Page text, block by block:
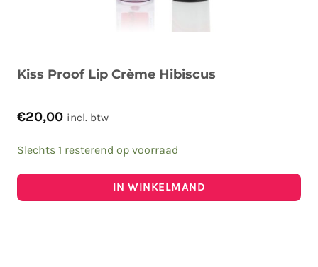
Kiss Proof Lip Crème Hibiscus
€20,00 incl. btw
Slechts 1 resterend op voorraad
IN WINKELMAND